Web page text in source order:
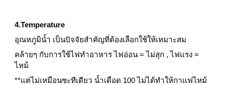
4.Temperature
อุณหภูมิน้ำ เป็นปัจจัยสำคัญที่ต้องเลือกใช้ให้เหมาะสม
คล้ายๆ กับการใช้ไฟทำอาหาร ไฟอ่อน = ไม่สุก , ไฟแรง =
ไหม้
**แต่ไม่เหมือนซะทีเดียว น้ำเดือด 100 ไม่ได้ทำให้กาแฟไหม้